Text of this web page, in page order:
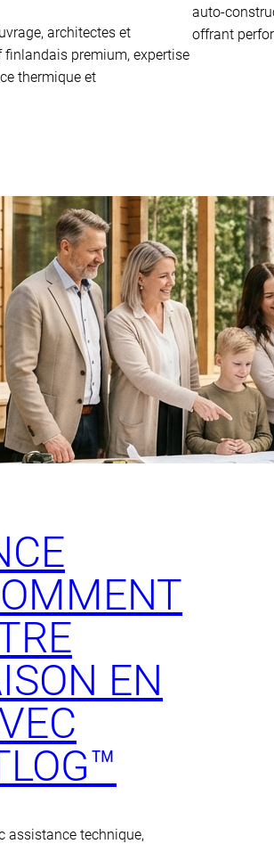
architectes et
premium, expertise
thermique et
auto-
offrant
EN
assistance technique,